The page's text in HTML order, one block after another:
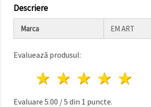
Descriere
Marca EM ART
Evaluează produsul:
4 stele
3 stele
2 stele
1 stea
Evaluare 5.00 /5 din 1 puncte.